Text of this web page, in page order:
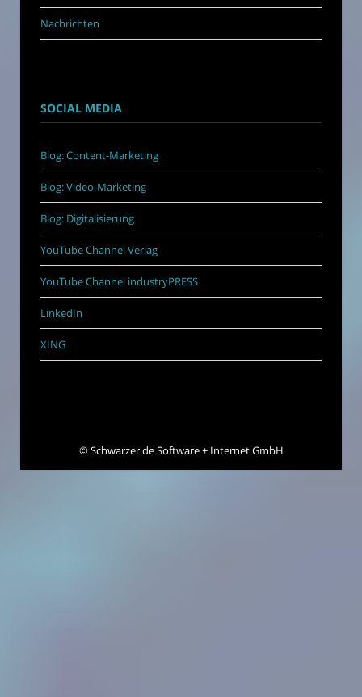
Nachrichten
SOCIAL MEDIA
Blog: Content-Marketing
Blog: Video-Marketing
Blog: Digitalisierung
YouTube Channel Verlag
YouTube Channel industryPRESS
LinkedIn
XING
©Schwarzer.de Software + Internet GmbH